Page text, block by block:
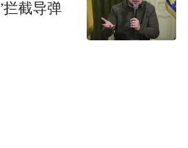
拦截导弹